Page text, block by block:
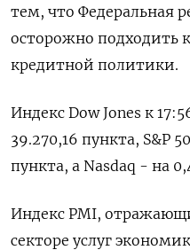
тем, что Федеральная
осторожно подходить
кредитной политики.
Индекс Dow Jones к
39.270,16 пункта, S&P
пункта, а Nasdaq - на
Индекс PMI,
секторе услуг